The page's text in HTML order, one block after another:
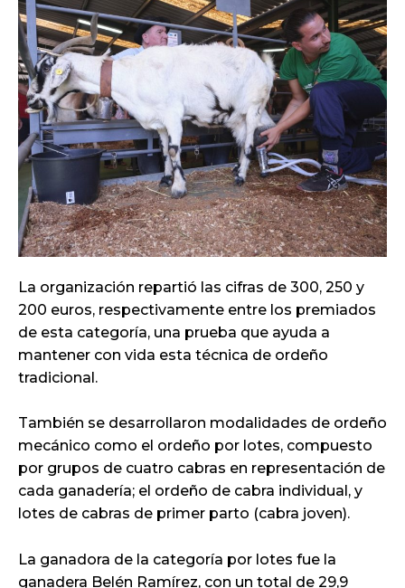
La organización repartió las cifras de 300, 250 y
200 euros, respectivamente entre los premiados
de esta categoría, una prueba que ayuda a
mantener con vida esta técnica de ordeño
tradicional.
También se desarrollaron modalidades de ordeño
mecánico como el ordeño por lotes, compuesto
por grupos de cuatro cabras en representación de
cada ganadería; el ordeño de cabra individual, y
lotes de cabras de primer parto (cabra joven).
La ganadora de la categoría por lotes fue la
ganadera Belén Ramírez, con un total de 29,9